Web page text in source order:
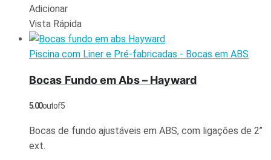
Adicionar
Vista Rápida
Piscina com Liner e Pré-fabricadas - Bocas em ABS
Bocas Fundo em Abs – Hayward
5.00out of 5
Bocas de fundo ajustáveis em ABS, com ligações de 2’’
ext.